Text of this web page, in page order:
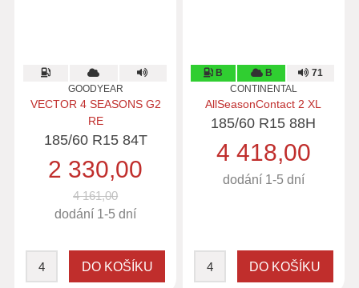
GOODYEAR
VECTOR 4 SEASONS G2
RE
185/60 R15 84T
2 330,00
4 161,00
dodání 1-5 dní
B B
71
CONTINENTAL
AllSeasonContact 2 XL
185/60 R15 88H
4 418,00
dodání 1-5 dní